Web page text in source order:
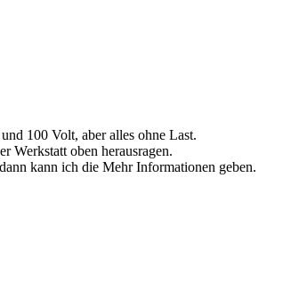
100 Volt, aber alles ohne Last.
Werkstatt oben herausragen.
kann ich die Mehr Informationen geben.